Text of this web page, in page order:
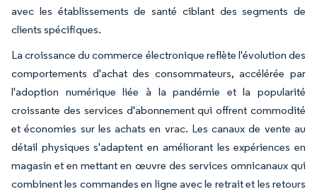
avec les établissements de santé ciblant des segments de
clients spécifiques.
La croissance du commerce électronique reflète l'évolution des
comportements d'achat des consommateurs, accélérée par
l'adoption numérique liée à la pandémie et la popularité
croissante des services d'abonnement qui offrent commodité
et économies sur les achats en vrac. Les canaux de vente au
détail physiques s'adaptent en améliorant les expériences en
magasin et en mettant en œuvre des services omnicanaux qui
combinent les commandes en ligne avec le retrait et les retours